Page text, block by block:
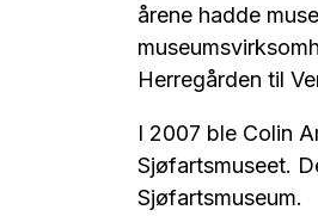
årene hadde
Herregården til
I 2007 ble Colin
Sjøfartsmuseet.
Sjøfartsmuseum.